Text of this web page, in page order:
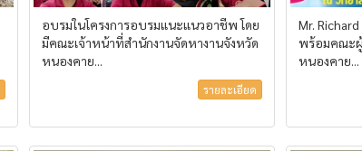
อบรมในโครงการอบรมแนะแนวอาชีพ โดย
มีคณะเจ้าหน้าที่สำนักงานจัดหางานจังหวัด
หนองคาย...
รายละเอียด
Mr.
พร้อมคณะ
หนองคาย...